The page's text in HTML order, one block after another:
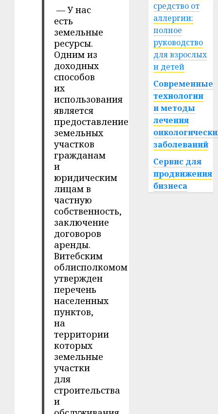
— У нас
есть
земельные
ресурсы.
Одним из
доходных
способов
их
использования
является
предоставление
земельных
участков
гражданам
и
юридическим
лицам в
частную
собственность,
заключение
договоров
аренды.
Витебским
облисполкомом
утвержден
перечень
населенных
пунктов,
на
территории
которых
земельные
участки
для
строительства
и
средство от
аллергии:
полное
руководство
для взрослых
и детей
Современные
технологии
и методы
лечения
заболеваний
Сервис для
продвижения
бизнеса